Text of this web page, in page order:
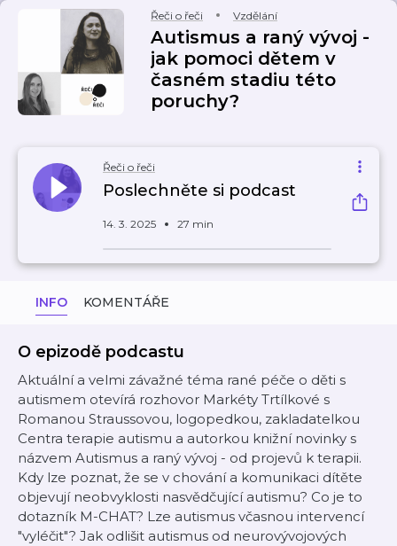
Řeči o řeči Vzdělání
Autismus a raný vývoj -
jak pomoci dětem v
časném stadiu této
poruchy?
Řeči o řeči
Poslechněte si podcast
14. 3. 2025 27 min
INFO KOMENTÁŘE
O epizodě podcastu
Aktuální a velmi závažné téma rané péče o děti s
autismem otevírá rozhovor Markéty Trtílkové s
Romanou Straussovou, logopedkou, zakladatelkou
Centra terapie autismu a autorkou knižní novinky s
názvem Autismus a raný vývoj - od projevů k terapii.
Kdy lze poznat, že se v chování a komunikaci dítěte
objevují neobvyklosti nasvědčující autismu? Co je to
dotazník M-CHAT? Lze autismus včasnou intervencí
"vyléčit"? Jak odlišit autismus od neurovývojových